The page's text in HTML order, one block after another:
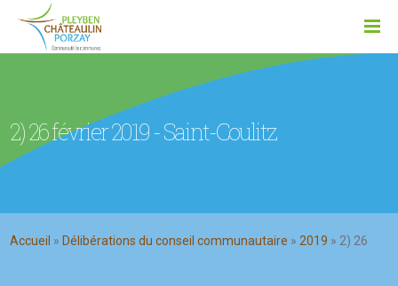
2) 26 février 2019 - Saint-Coulitz
Accueil » Délibérations du conseil communautaire »2019 » 2) 26